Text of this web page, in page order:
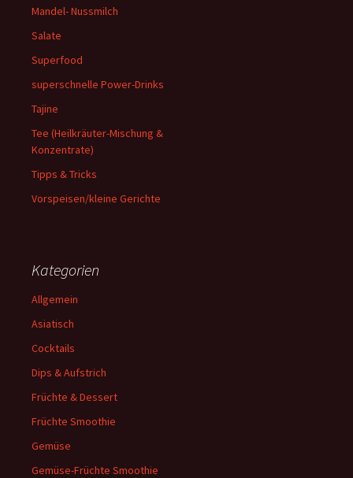
Mandel- Nussmilch
Salate
Superfood
superschnelle Power-Drinks
Tajine
Tee (Heilkräuter-Mischung &
Konzentrate)
Tipps & Tricks
Vorspeisen/kleine Gerichte
Kategorien
Allgemein
Asiatisch
Cocktails
Dips & Aufstrich
Früchte & Dessert
Früchte Smoothie
Gemüse
Gemüse-Früchte Smoothie